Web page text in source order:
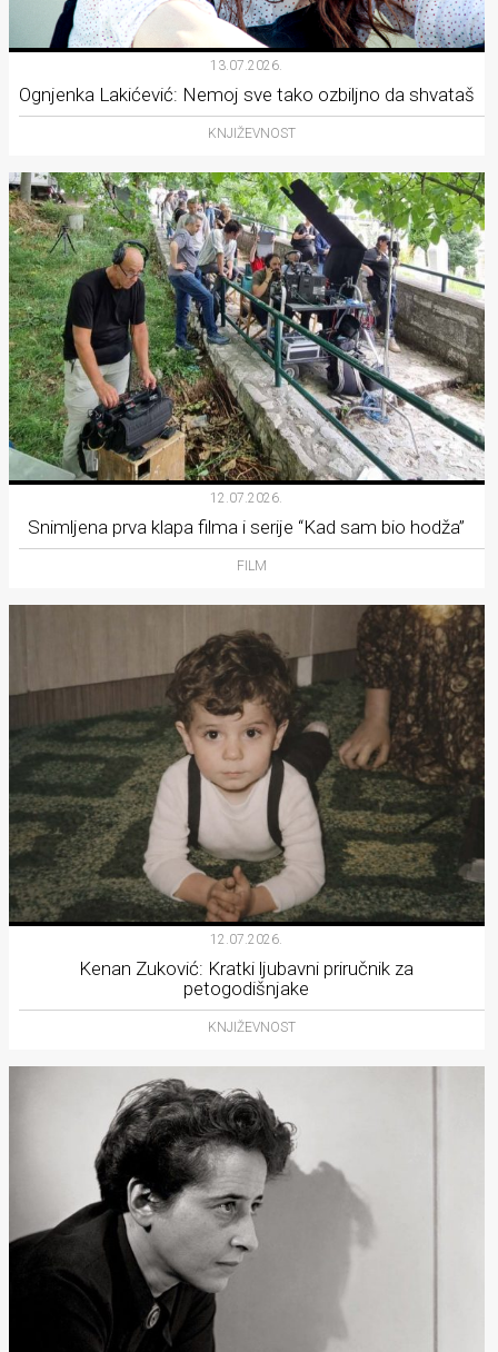
13.07.2026.
Ognjenka Lakićević: Nemoj sve tako ozbiljno da shvataš
KNJIŽEVNOST
12.07.2026.
Snimljena prva klapa filma i serije “Kad sam bio hodža”
FILM
12.07.2026.
Kenan Zuković: Kratki ljubavni priručnik za
petogodišnjake
KNJIŽEVNOST